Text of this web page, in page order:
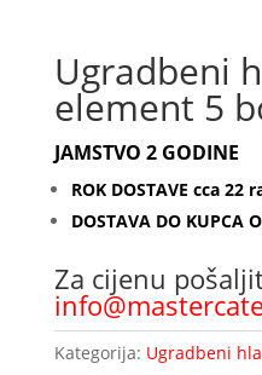
Ugradbeni
element 5
JAMSTVO 2 GODINE
ROK DOSTAVE cca 22
DOSTAVA DO KUPCA
Za cijenu
Kategorija: Ugradbeni